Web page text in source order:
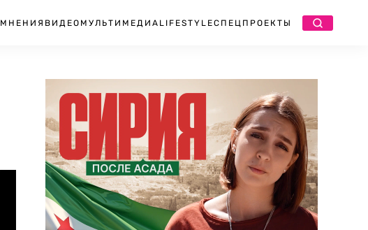
МНЕНИЯ ВИДЕО МУЛЬТИМЕДИА LIFESTYLEСПЕЦПРОЕКТЫ